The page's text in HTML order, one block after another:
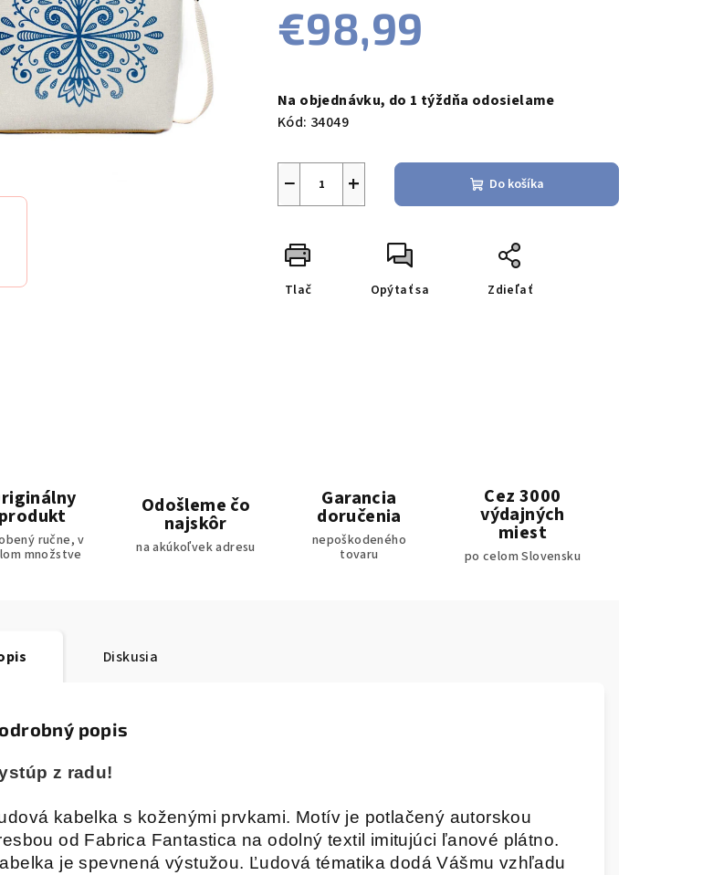
€98,99
cena:
Na objednávku, do 1 týždňa odosielame
Kód: 34049
+
− Do košíka
Tlač Opýtať sa Zdieľať
produkt
ručne, v
množstve
Odošleme čo
najskôr
na akúkoľvek adresu
Garancia
doručenia
nepoškodeného
tovaru
Cez 3000
výdajných
miest
po celom Slovensku
Diskusia
popis
z radu!
kabelka s koženými prvkami. Motív je potlačený autorskou
od Fabrica Fantastica na odolný textil imitujúci ľanové plátno.
je spevnená výstužou. Ľudová tématika dodá Vášmu vzhľadu